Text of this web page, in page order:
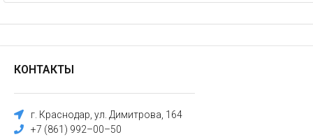
КОНТАКТЫ
г. Краснодар, ул. Димитрова, 164
+7 (861) 992–00–50